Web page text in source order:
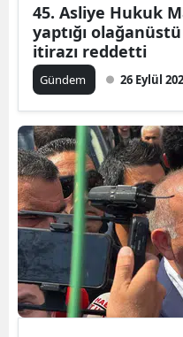
45. Asliye Hukuk
yaptığı
itirazı reddetti
Gündem 26 Eylül